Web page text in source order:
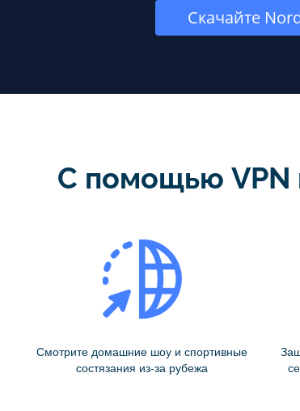
Скачайте
С помощью VPN
Смотрите домашние шоу и спортивные
состязания из-за рубежа